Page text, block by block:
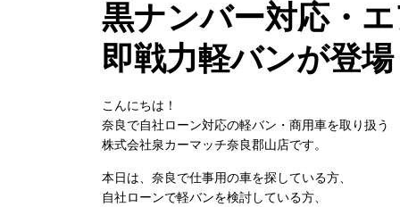
黒ナンバー対応・
即戦力軽バンが登場
こんにちは！
奈良で自社ローン対応の軽バン・商用車を取り扱う
株式会社泉カーマッチ奈良郡山店です。
本日は、 奈良で仕事用の車を探している方
自社ローンで軽バンを検討している方